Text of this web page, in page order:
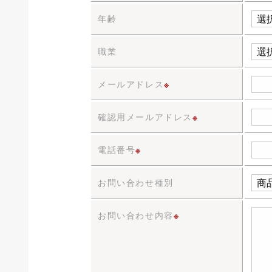
年齢
職業
メールアドレス※
確認用メールアドレス ※
電話番号※
お問い合わせ種別
お問い合わせ内容※